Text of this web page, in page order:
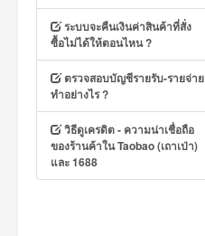
ระบบจะคืนเงินค่าสินค้าที่สั่ง
ซื้อไม่ได้ให้ตอนไหน ?
ตรวจสอบบัญชีรายรับ-รายจ่าย
ทำอย่างไร ?
วิธีดูเครดิต - ความน่าเชื่อถือ
ของร้านค้าใน Taobao (เถาเป่า)
และ 1688